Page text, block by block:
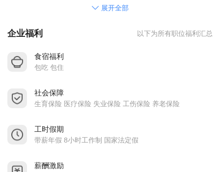
我公司产品已经通过了ROHS的环保认证标准。
五丰电子为员工提供了全面且具有竞争力的薪资及福利计划。
A 薪资收入：具有行业竞争力的月薪+月度/年度奖金等（全勤
B 各类保险：社会保险+雇主责任险；
C 带薪年假；
卫生间等；
F 子女入学：每年有公办学位名额；
展开全部
企业福利 以下为所有职位福利汇总
食宿福利
包吃 包住
社会保障
生育保险 医疗保险 失业保险 工伤保险 养老保险
工时假期
带薪年假 8小时工作制 国家法定假
薪酬激励